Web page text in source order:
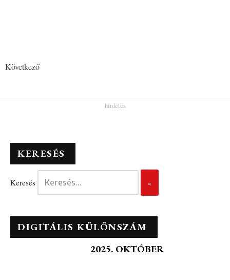
Következő
KERESÉS
Keresés
DIGITÁLIS KÜLÖNSZÁM
2025. OKTÓBER